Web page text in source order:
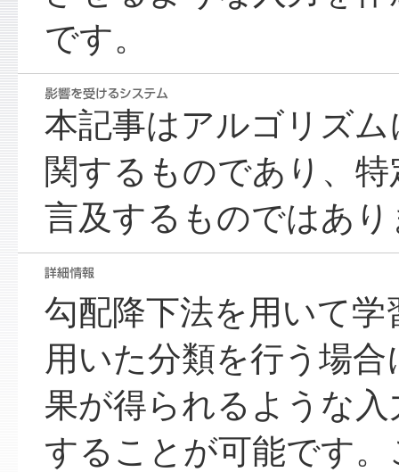
です。
本記事はアルゴリズ
関するものであり、
言及するものではあ
勾配降下法を用いて
用いた分類を行う場
果が得られるような
することが可能です